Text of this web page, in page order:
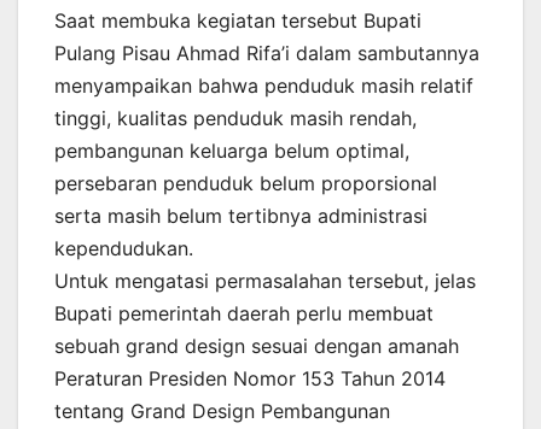
Saat membuka kegiatan tersebut Bupati
Pulang Pisau Ahmad Rifa’i dalam sambutannya
menyampaikan bahwa penduduk masih relatif
tinggi, kualitas penduduk masih rendah,
pembangunan keluarga belum optimal,
persebaran penduduk belum proporsional
serta masih belum tertibnya administrasi
kependudukan.
Untuk mengatasi permasalahan tersebut, jelas
Bupati pemerintah daerah perlu membuat
sebuah grand design sesuai dengan amanah
Peraturan Presiden Nomor 153 Tahun 2014
tentang Grand Design Pembangunan